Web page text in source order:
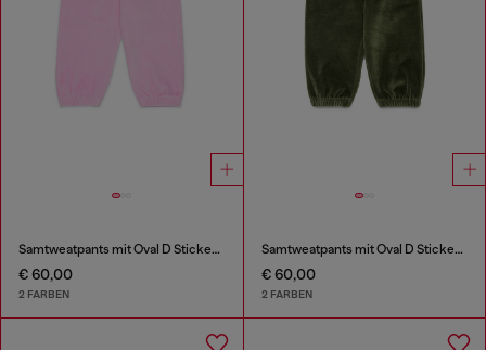
Samtweatpants mit Oval D Stickerei
€ 60,00
2 FARBEN
Samtweatpants mit Oval D Stickerei
€ 60,00
2 FARBEN